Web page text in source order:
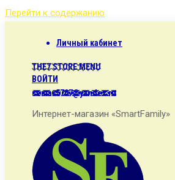
Перейти к содержанию
Личный кабинет
THE7 STORE MENU
ВОЙТИ
semax5707@yandex.ru
Интернет-магазин «SmartFamily»